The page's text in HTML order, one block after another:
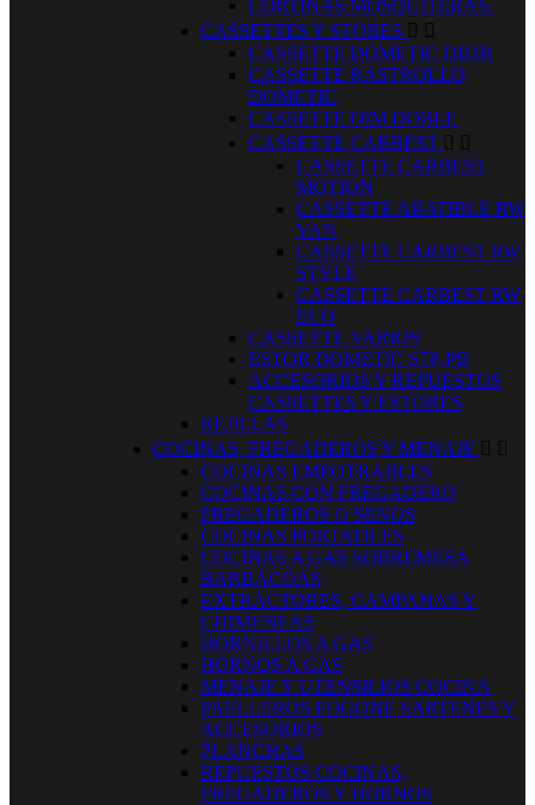
CORTINAS MOSQUITERAS.
CASSETTES Y STORES  
CASSETTE DOMETIC DB1R
CASSETTE RASTROLLO
DOMETIC
CASSETTE DIM DOBLE
CASSETTE CARBEST  
CASSETTE CARBEST
MOTION
CASSETTE ABATIBLE RW
VAN
CASSETTE CARBEST RW
STYLE
CASSETTE CARBEST RW
ECO
CASSETTE VARIOS
ESTOR DOMETIC S7P-PB
ACCESORIOS Y REPUESTOS
CASSETTES Y ESTORES
REJILLAS
COCINAS, FREGADEROS Y MENAJE  
COCINAS EMPOTRABLES
COCINAS CON FREGADERO
FREGADEROS O SENOS
COCINAS PORTATILES
COCINAS A GAS SOBREMESA
BARBACOAS
EXTRACTORES, CAMPANAS Y
CHIMENEAS
HORNILLOS A GAS
HORNOS A GAS
MENAJE Y UTENSILIOS COCINA
PAELLEROS FOGONE SARTENES Y
ACCESORIOS
PLANCHAS
REPUESTOS COCINAS,
FREGADEROS Y HORNOS